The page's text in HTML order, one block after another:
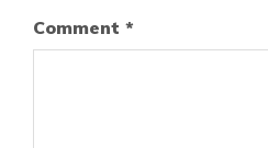
Comment *